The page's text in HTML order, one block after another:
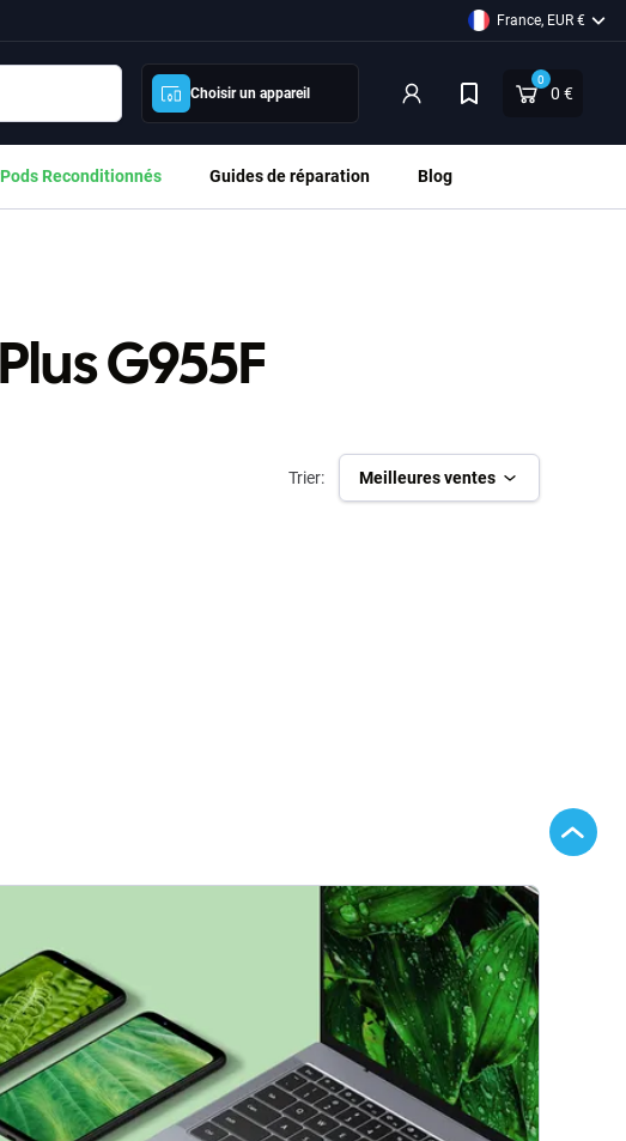
France, EUR €
Choisir un appareil
0
0 €
Reconditionnés Guides de réparation Blog
G955F
Trier: Meilleures ventes